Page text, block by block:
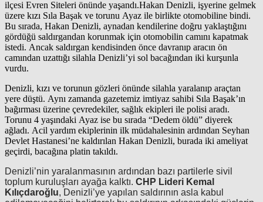
ilçesi Evren Siteleri önünde yaşandı.Hakan Denizli, işyerine gelmek
üzere kızı Sıla Başak ve torunu Ayaz ile birlikte otomobiline bindi.
Bu sırada, Hakan Denizli, aynadan kendilerine doğru yaklaştığını
gördüğü saldırgandan korunmak için otomobilin camını kapatmak
istedi. Ancak saldırgan kendisinden önce davranıp aracın ön
camından uzattığı silahla Denizli’yi sol bacağından iki kurşunla
vurdu.
Denizli, kızı ve torunun gözleri önünde silahla yaralanıp araçtan
yere düştü. Aynı zamanda gazetemiz imtiyaz sahibi Sıla Başak’ın
bağırması üzerine çevredekiler, sağlık ekipleri ile polisi aradı.
Torunu 4 yaşındaki Ayaz ise bu sırada “Dedem öldü” diyerek
ağladı. Acil yardım ekiplerinin ilk müdahalesinin ardından Seyhan
Devlet Hastanesi’ne kaldırılan Hakan Denizli, burada iki ameliyat
geçirdi, bacağına platin takıldı.
Denizli’nin yaralanmasının ardından bazı partilerle sivil
toplum kuruluşları ayağa kalktı. CHP Lideri Kemal
Kılıçdaroğlu, Denizli’ye yapılan saldırının asla kabul